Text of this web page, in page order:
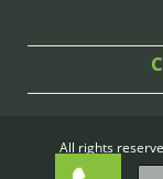
All rights